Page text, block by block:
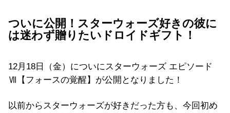
ついに公開！スターウォーズ好きの彼に
は迷わず贈りたいドロイドギフト！
12月18日（金）についにスターウォーズ エピソード
Ⅶ【フォースの覚醒】が公開となりました！
以前からスターウォーズが好きだった方も、今回初め